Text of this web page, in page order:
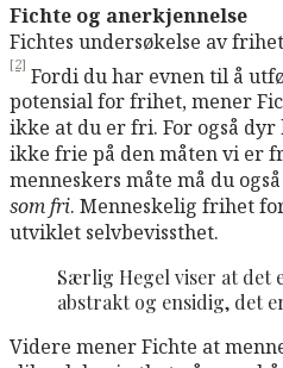
Fichte og anerkjennelse
Fichtes undersøkelse av
[2] Fordi du har evnen til å
potensial for frihet, mener
ikke at du er fri. For også
ikke frie på den måten vi er
menneskers måte må du
som fri. Menneskelig frihet
utviklet selvbevissthet.
Særlig Hegel viser at det
abstrakt og ensidig, det
Videre mener Fichte at